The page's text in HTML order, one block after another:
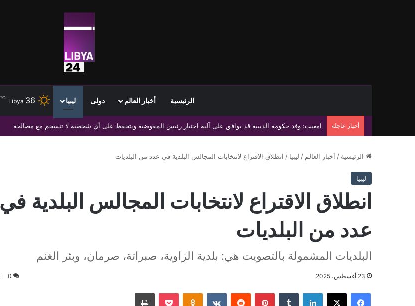
الرئيسية أخبار العالم دولى ليبيا Libya 36
℃
أخبار عاجلة الحكومة الليبية وجنوب السودان توقعان مذكرة تفاهم لتعزيز التعاون العلمي والديني والأكاديمي المشترك
الرئيسية / أخبار العالم / ليبيا / انطلاق الاقتراع لانتخابات المجالس البلدية في عدد من البلديات
ليبيا
انطلاق الاقتراع لانتخابات المجالس البلدية في
عدد من البلديات
البلديات المشمولة بالتصويت هي: بلدية الزاوية، صبراتة، صرمان، وبئر الغنم
23 أغسطس، 2025 0
فيسبوك ‫X لينكدإن بينتيريست Odnoklassniki
‫Pocket طباعة